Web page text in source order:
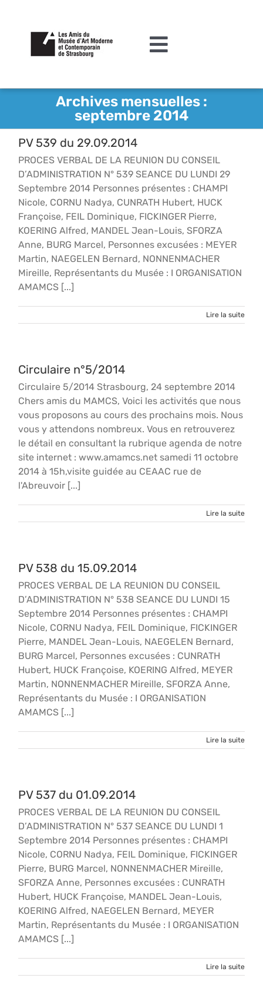
contenu
Toggle
L’association
Actualités
Acquisitions et mécénat
Editions
Le MAMCS
Contact
Archives mensuelles :
septembre 2014
PV 539 du 29.09.2014
PROCES VERBAL DE LA REUNION DU CONSEIL
D’ADMINISTRATION N° 539 SEANCE DU LUNDI 29
Septembre 2014 Personnes présentes : CHAMPI
Nicole, CORNU Nadya, CUNRATH Hubert, HUCK
Françoise, FEIL Dominique, FICKINGER Pierre,
KOERING Alfred, MANDEL Jean-Louis, SFORZA
Anne, BURG Marcel, Personnes excusées : MEYER
Martin, NAEGELEN Bernard, NONNENMACHER
Mireille, Représentants du Musée : I ORGANISATION
AMAMCS [...]
Lire la suite
Circulaire n°5/2014
Circulaire 5/2014 Strasbourg, 24 septembre 2014
Chers amis du MAMCS, Voici les activités que nous
vous proposons au cours des prochains mois. Nous
vous y attendons nombreux. Vous en retrouverez
le détail en consultant la rubrique agenda de notre
site internet : www.amamcs.net samedi 11 octobre
2014 à 15h,visite guidée au CEAAC rue de
l'Abreuvoir [...]
Lire la suite
PV 538 du 15.09.2014
PROCES VERBAL DE LA REUNION DU CONSEIL
D’ADMINISTRATION N° 538 SEANCE DU LUNDI 15
Septembre 2014 Personnes présentes : CHAMPI
Nicole, CORNU Nadya, FEIL Dominique, FICKINGER
Pierre, MANDEL Jean-Louis, NAEGELEN Bernard,
BURG Marcel, Personnes excusées : CUNRATH
Hubert, HUCK Françoise, KOERING Alfred, MEYER
Martin, NONNENMACHER Mireille, SFORZA Anne,
Représentants du Musée : I ORGANISATION
AMAMCS [...]
Lire la suite
PV 537 du 01.09.2014
PROCES VERBAL DE LA REUNION DU CONSEIL
D’ADMINISTRATION N° 537 SEANCE DU LUNDI 1
Septembre 2014 Personnes présentes : CHAMPI
Nicole, CORNU Nadya, FEIL Dominique, FICKINGER
Pierre, BURG Marcel, NONNENMACHER Mireille,
SFORZA Anne, Personnes excusées : CUNRATH
Hubert, HUCK Françoise, MANDEL Jean-Louis,
KOERING Alfred, NAEGELEN Bernard, MEYER
Martin, Représentants du Musée : I ORGANISATION
AMAMCS [...]
Lire la suite